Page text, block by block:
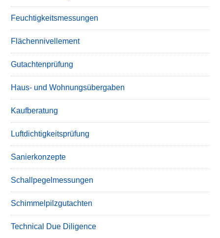
Feuchtigkeitsmessungen
Flächennivellement
Gutachtenprüfung
Haus- und Wohnungsübergaben
Kaufberatung
Luftdichtigkeitsprüfung
Sanierkonzepte
Schallpegelmessungen
Schimmelpilzgutachten
Technical Due Diligence